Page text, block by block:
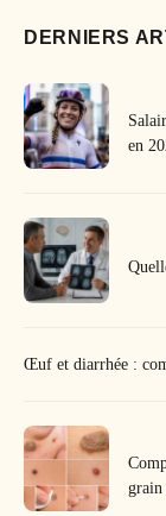
DERNIERS
en
Œuf et diarrhée :
grain